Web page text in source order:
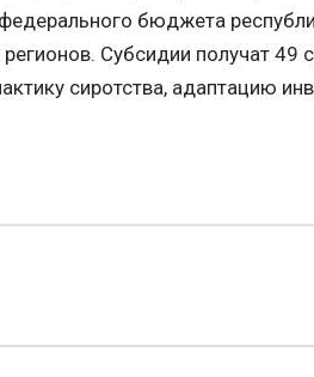
бюджета
Субсидии получат 49
сиротства, адаптацию